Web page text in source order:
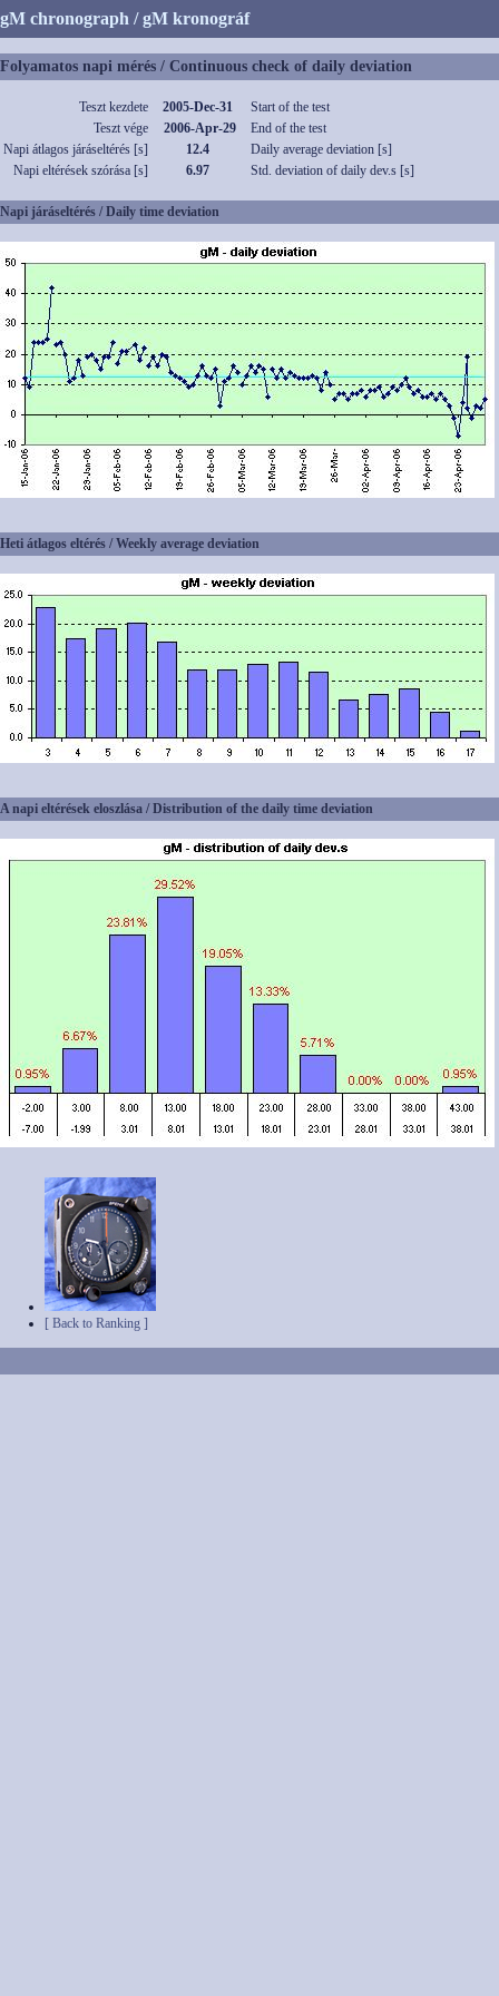
gM chronograph / gM kronográf
Folyamatos napi mérés / Continuous check of daily deviation
Teszt kezdete 2005-Dec-31
Start of the test
Teszt vége
2006-Apr-29
End of the test
Napi átlagos járáseltérés [s]
12.4
Daily average deviation [s]
Napi eltérések szórása [s]
6.97 Std. deviation of daily dev.s [s]
Napi járáseltérés / Daily time deviation
Heti átlagos eltérés / Weekly average deviation
A napi eltérések eloszlása / Distribution of the daily time deviation
[ Back to Ranking ]